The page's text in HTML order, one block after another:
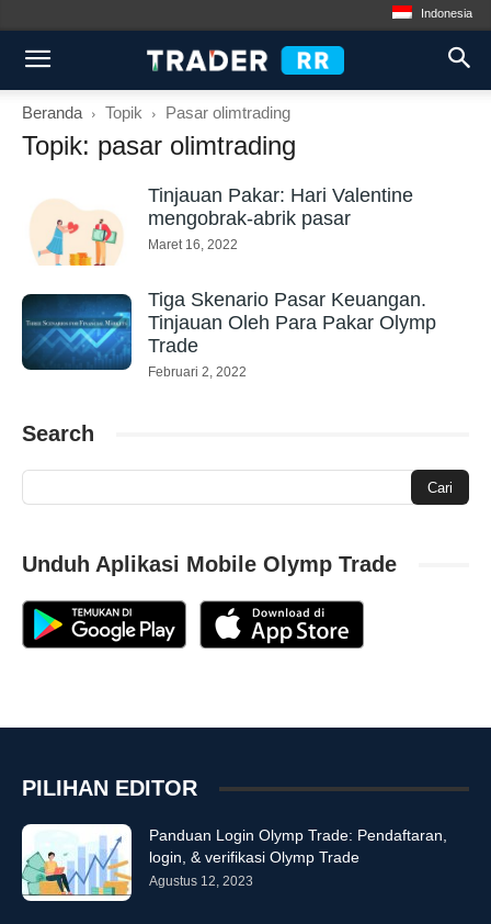
Indonesia
Beranda Topik Pasar olimtrading
Topik: pasar olimtrading
Tinjauan Pakar: Hari Valentine
mengobrak-abrik pasar
Maret 16, 2022
Tiga Skenario Pasar Keuangan.
Tinjauan Oleh Para Pakar Olymp
Trade
Februari 2, 2022
Search
Unduh Aplikasi Mobile Olymp Trade
PILIHAN EDITOR
Panduan Login Olymp Trade: Pendaftaran,
login, & verifikasi Olymp Trade
Agustus 12, 2023